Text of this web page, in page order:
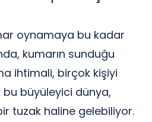
oynamaya bu kadar
kumarın sunduğu
ihtimali, birçok kişiyi
büyüleyici dünya,
tuzak haline gelebiliyor.